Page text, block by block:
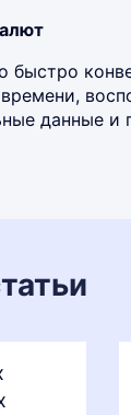
быстро
данные и